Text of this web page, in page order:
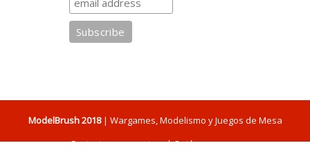
ModelBrush 2018| Wargames, Modelismo y Juegos de Mesa
Contacta con nosotros|Quiénes somos